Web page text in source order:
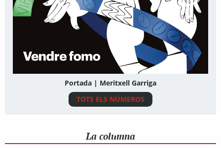
Portada | Meritxell Garriga
TOTS ELS NÚMEROS
La columna